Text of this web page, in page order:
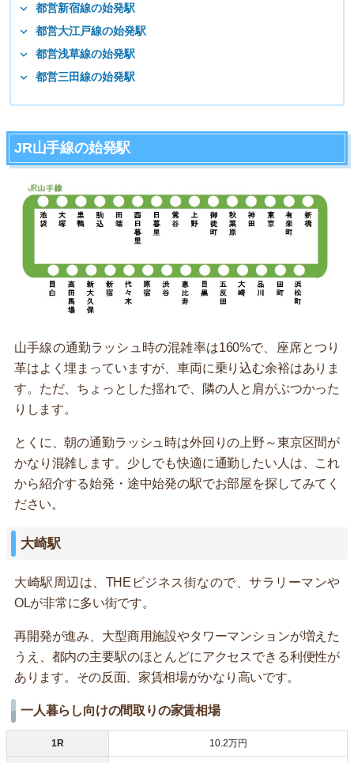
都営新宿線の始発駅
都営大江戸線の始発駅
都営浅草線の始発駅
都営三田線の始発駅
JR山手線の始発駅
山手線の通勤ラッシュ時の混雑率は160%で、座席とつり
革はよく埋まっていますが、車両に乗り込む余裕はありま
す。ただ、ちょっとした揺れで、隣の人と肩がぶつかった
りします。
とくに、朝の通勤ラッシュ時は外回りの上野～東京区間が
かなり混雑します。少しでも快適に通勤したい人は、これ
から紹介する始発・途中始発の駅でお部屋を探してみてく
ださい。
大崎駅
大崎駅周辺は、THEビジネス街なので、サラリーマンや
OLが非常に多い街です。
再開発が進み、大型商用施設やタワーマンションが増えた
うえ、都内の主要駅のほとんどにアクセスできる利便性が
あります。その反面、家賃相場がかなり高いです。
一人暮らし向けの間取りの家賃相場
1R 10.2万円